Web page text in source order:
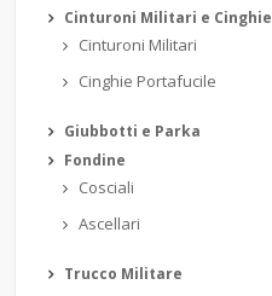
Cinturoni Militari e Cinghie
Cinturoni Militari
Cinghie Portafucile
Giubbotti e Parka
Fondine
Cosciali
Ascellari
Trucco Militare